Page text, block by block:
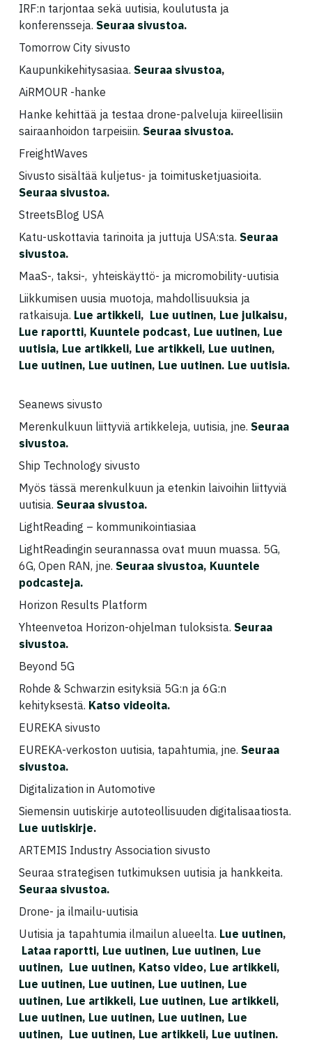
IRF:n tarjontaa sekä uutisia, koulutusta ja
konferensseja. Seuraa sivustoa.
Tomorrow City sivusto
Kaupunkikehitysasiaa. Seuraa sivustoa,
AiRMOUR -hanke
Hanke kehittää ja testaa drone-palveluja kiireellisiin
sairaanhoidon tarpeisiin. Seuraa sivustoa.
FreightWaves
Sivusto sisältää kuljetus- ja toimitusketjuasioita.
Seuraa sivustoa.
StreetsBlog USA
Katu-uskottavia tarinoita ja juttuja USA:sta. Seuraa
sivustoa.
MaaS-, taksi-, yhteiskäyttö- ja micromobility-uutisia
Liikkumisen uusia muotoja, mahdollisuuksia ja
ratkaisuja. Lue artikkeli, Lue uutinen, Lue julkaisu,
Lue raportti, Kuuntele podcast, Lue uutinen, Lue
uutisia, Lue artikkeli, Lue artikkeli, Lue uutinen,
Lue uutinen, Lue uutinen, Lue uutinen. Lue uutisia.
Seanews sivusto
Merenkulkuun liittyviä artikkeleja, uutisia, jne. Seuraa
sivustoa.
Ship Technology sivusto
Myös tässä merenkulkuun ja etenkin laivoihin liittyviä
uutisia. Seuraa sivustoa.
LightReading – kommunikointiasiaa
LightReadingin seurannassa ovat muun muassa. 5G,
6G, Open RAN, jne. Seuraa sivustoa, Kuuntele
podcasteja.
Horizon Results Platform
Yhteenvetoa Horizon-ohjelman tuloksista. Seuraa
sivustoa.
Beyond 5G
Rohde & Schwarzin esityksiä 5G:n ja 6G:n
kehityksestä. Katso videoita.
EUREKA sivusto
EUREKA-verkoston uutisia, tapahtumia, jne. Seuraa
sivustoa.
Digitalization in Automotive
Siemensin uutiskirje autoteollisuuden digitalisaatiosta.
Lue uutiskirje.
ARTEMIS Industry Association sivusto
Seuraa strategisen tutkimuksen uutisia ja hankkeita.
Seuraa sivustoa.
Drone- ja ilmailu-uutisia
Uutisia ja tapahtumia ilmailun alueelta. Lue uutinen,
Lataa raportti, Lue uutinen, Lue uutinen, Lue
uutinen, Lue uutinen, Katso video, Lue artikkeli,
Lue uutinen, Lue uutinen, Lue uutinen, Lue
uutinen, Lue artikkeli, Lue uutinen, Lue artikkeli,
Lue uutinen, Lue uutinen, Lue uutinen, Lue
uutinen, Lue uutinen, Lue artikkeli, Lue uutinen.